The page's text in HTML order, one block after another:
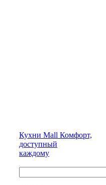
Кухни Mall Комфорт,
доступный
каждому